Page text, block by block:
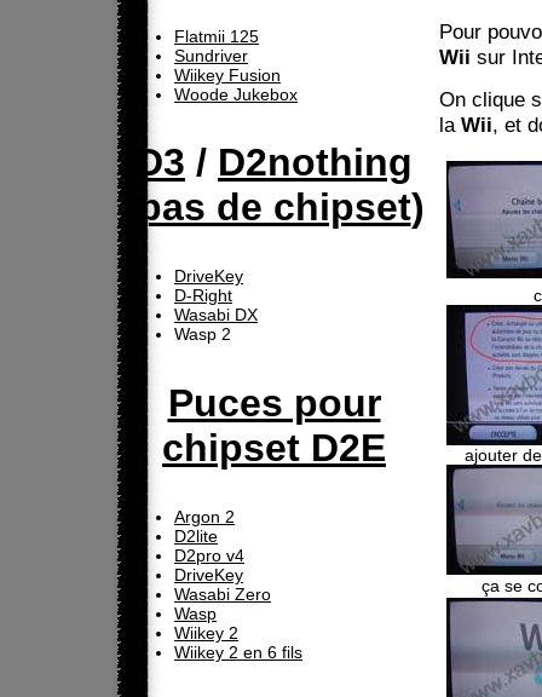
Flatmii 125
Sundriver
Wiikey Fusion
Woode Jukebox
D3 / D2nothing
pas de chipset)
DriveKey
D-Right
Wasabi DX
Wasp 2
Puces pour
chipset D2E
Argon 2
D2lite
D2pro v4
DriveKey
Wasabi Zero
Wasp
Wiikey 2
Wiikey 2 en 6 fils
Pour
Wii sur
On clique
la Wii, et
ajouter
ça se